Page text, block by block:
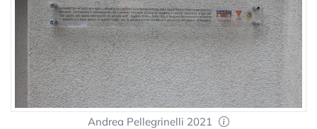
Andrea Pellegrinelli 2021